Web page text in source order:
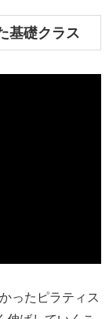
基礎クラス
ったピラティス